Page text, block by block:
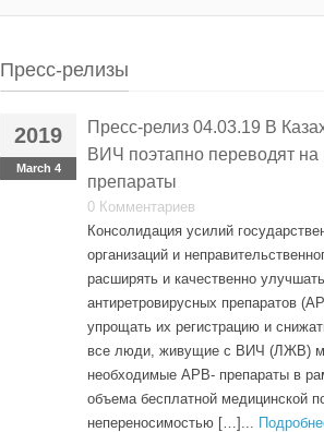
Пресс-релизы
2019
March 4
Пресс-релиз 04.03.19 В
ВИЧ поэтапно переводят
препараты
0 Комментариев
Консолидация усилий
организаций и
расширять и качественно
антиретровирусных препаратов
упрощать их регистрацию и
все люди, живущие с ВИЧ (ЛЖВ)
необходимые АРВ- препараты в
объема бесплатной медицинской
непереносимостью […]...